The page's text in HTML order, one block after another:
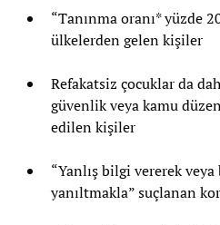
“Tanınma oranı* yüzde
ülkelerden gelen kişiler
Refakatsiz çocuklar da
güvenlik veya kamu
edilen kişiler
“Yanlış bilgi vererek
yanıltmakla” suçlanan